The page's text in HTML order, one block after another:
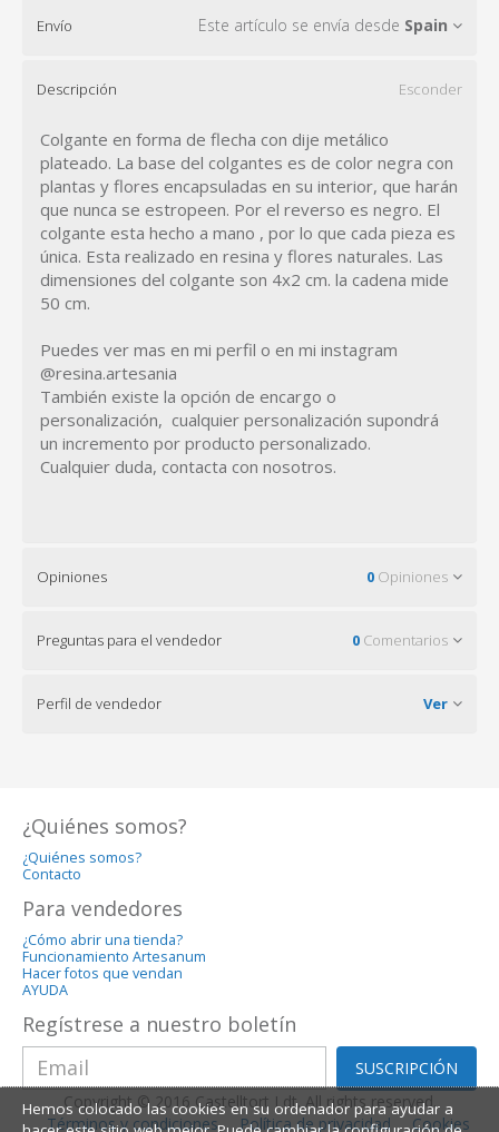
Envío Este artículo se envía desde Spain
Descripción Esconder
Colgante en forma de flecha con dije metálico
plateado. La base del colgantes es de color negra con
plantas y flores encapsuladas en su interior, que harán
que nunca se estropeen. Por el reverso es negro. El
colgante esta hecho a mano , por lo que cada pieza es
única. Esta realizado en resina y flores naturales. Las
dimensiones del colgante son 4x2 cm. la cadena mide
50 cm.
Puedes ver mas en mi perfil o en mi instagram
@resina.artesania
También existe la opción de encargo o
personalización, cualquier personalización supondrá
un incremento por producto personalizado.
Cualquier duda, contacta con nosotros.
Opiniones 0 Opiniones
Preguntas para el vendedor 0 Comentarios
Perfil de vendedor Ver
¿Quiénes somos?
¿Quiénes somos?
Contacto
Para vendedores
¿Cómo abrir una tienda?
Funcionamiento Artesanum
Hacer fotos que vendan
AYUDA
Regístrese a nuestro boletín
SUSCRIPCIÓN
Copyright © 2016 Castelltort Ldt. All rights reserved.
Términos y condiciones
Política de privacidad Cookies
Hemos colocado las cookies en su ordenador para ayudar a